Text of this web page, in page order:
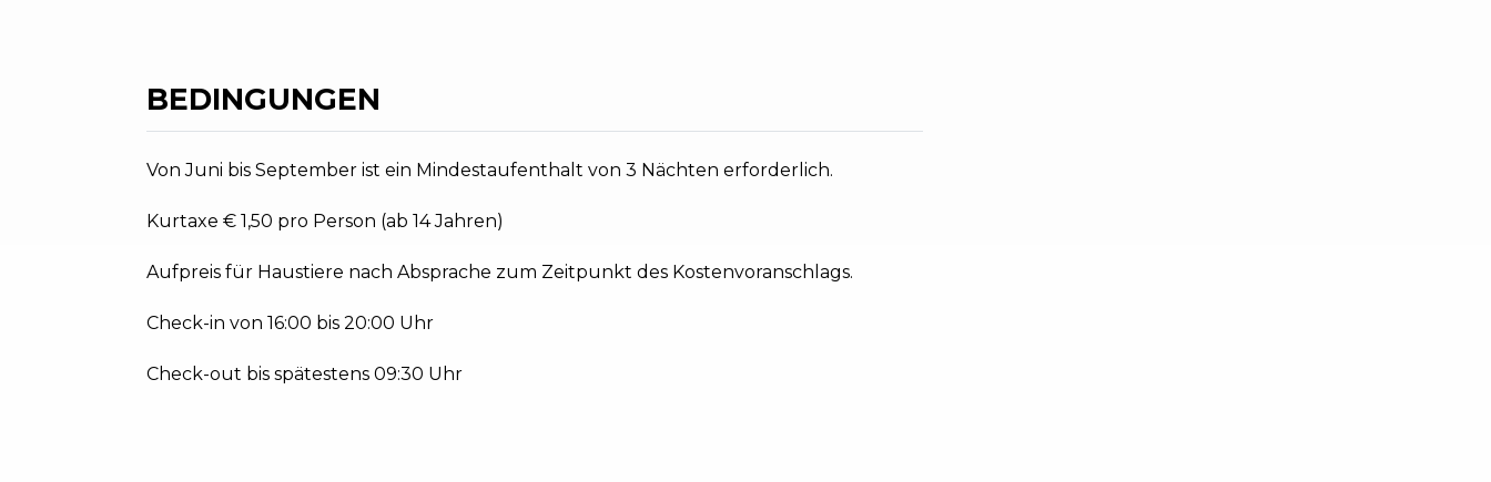
BEDINGUNGEN
Von Juni bis September ist ein Mindestaufenthalt von 3 Nächten erforderlich.
Kurtaxe € 1,50 pro Person (ab 14 Jahren)
Aufpreis für Haustiere nach Absprache zum Zeitpunkt des Kostenvoranschlags.
Check-in von 16:00 bis 20:00 Uhr
Check-out bis spätestens 09:30 Uhr